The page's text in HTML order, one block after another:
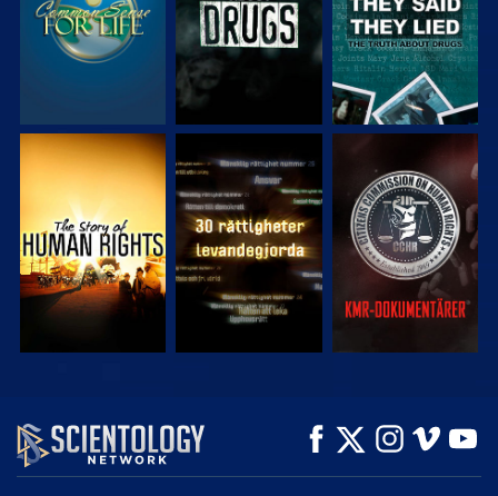
TITTA TITTA TITTA
TITTA
UTFORSKA
SERIEN